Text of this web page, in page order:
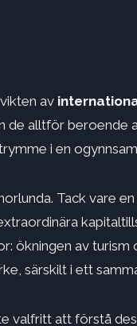
av
alltför beroende
i en
Tack vare
ökningen av
särskilt i ett
valfritt att förstå